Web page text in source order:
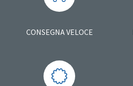
CONSEGNA VELOCE